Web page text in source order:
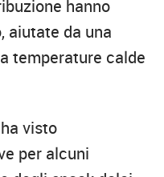
hanno
aiutate da una
temperature calde
visto
per alcuni